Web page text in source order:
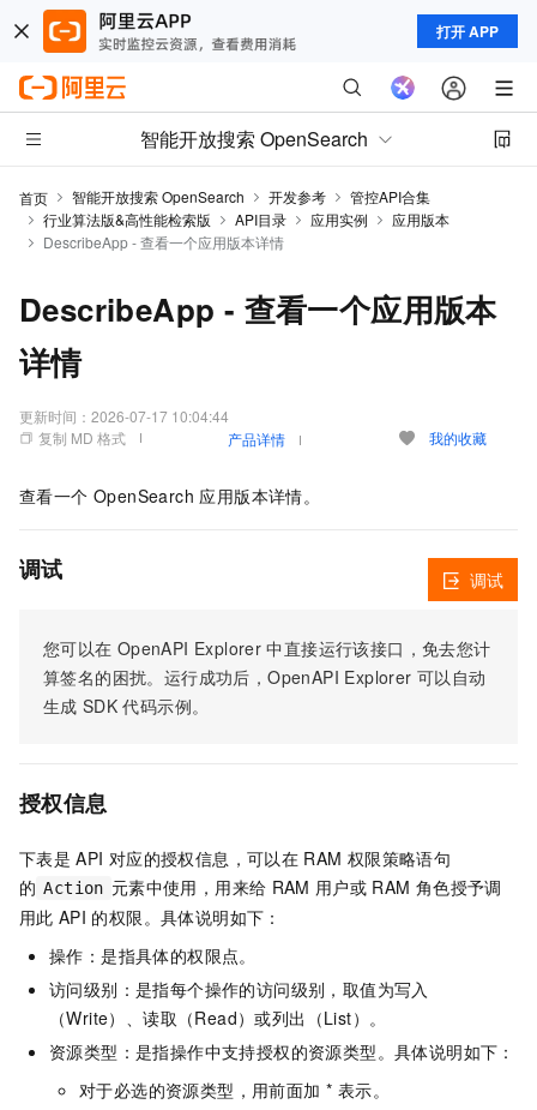
打开 APP
智能开放搜索 OpenSearch
首页 智能开放搜索 OpenSearch 开发参考
管控API合集
行业算法版&高性能检索版
API目录 应用实例
应用版本
DescribeApp - 查看一个应用版本详情
DescribeApp - 查看一个应用版本
详情
更新时间： 2026-07-17 10:04:44
复制 MD 格式
产品详情 我的收藏
查看一个 OpenSearch 应用版本详情。
调试
您可以在 OpenAPI Explorer 中直接运行该接口，免去您计
算签名的困扰。运行成功后，OpenAPI Explorer 可以自动
生成 SDK 代码示例。
调试
授权信息
下表是 API 对应的授权信息，可以在 RAM 权限策略语句
的 Action 元素中使用，用来给 RAM 用户或 RAM 角色授予调
用此 API 的权限。具体说明如下：
操作：是指具体的权限点。
访问级别：是指每个操作的访问级别，取值为写入
（Write）、读取（Read）或列出（List）。
资源类型：是指操作中支持授权的资源类型。具体说明如下：
对于必选的资源类型，用前面加 * 表示。